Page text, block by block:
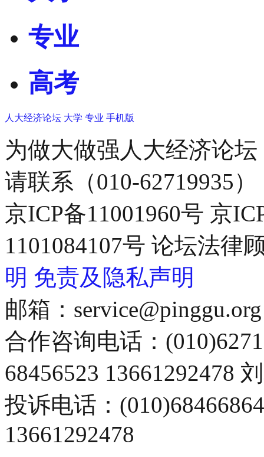
专业
高考
人大经济论坛 大学 专业 手机版
为做大做强人大经济论
请联系（010-62719935）
京ICP备11001960号 京
1101084107号 论坛法律
明 免责及隐私声明
邮箱：service@pinggu.org
合作咨询电话：
68456523 13661292478
投诉电话：
13661292478